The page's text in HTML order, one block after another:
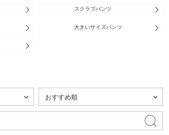
スクラブパンツ
大きいサイズパンツ